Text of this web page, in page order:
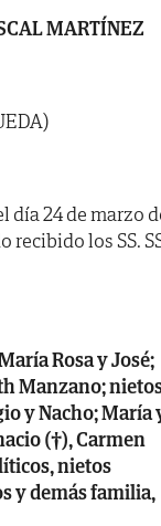
MARTÍNEZ
día 24 de marzo
recibido los SS.
Rosa y José;
Manzano;
y Nacho; María
(†), Carmen
nietos
y demás familia,